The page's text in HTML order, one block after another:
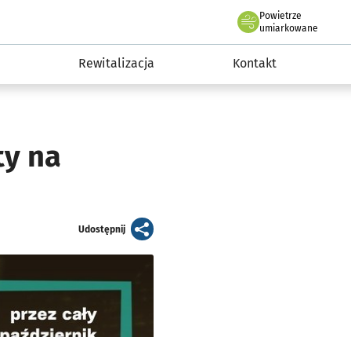
Powietrze
we Wrocławiu
umiarkowane
Rewitalizacja Kontakt
na
Udostępnijartykuł